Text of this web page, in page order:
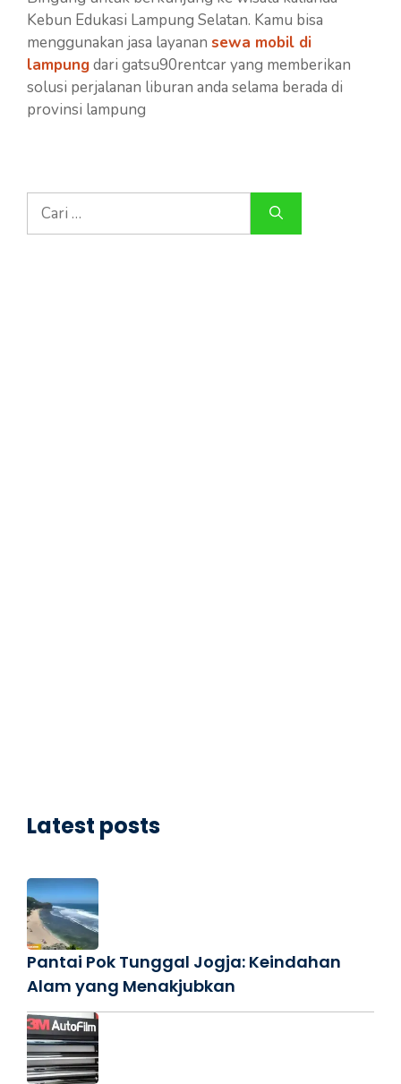
Kebun Edukasi Lampung Selatan. Kamu bisa
menggunakan jasa layanan sewa mobil di
lampungdari gatsu90rentcar yang memberikan
solusi perjalanan liburan anda selama berada di
provinsi lampung
Cari
untuk:
Latest posts
Pantai Pok Tunggal Jogja: Keindahan
Alam yang Menakjubkan